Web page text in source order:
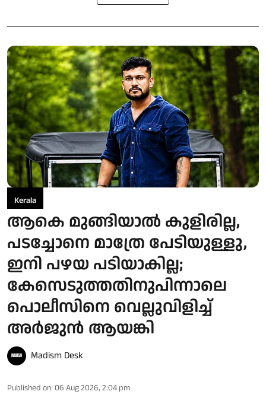
Kerala
ആകെ മുങ്ങിയാൽ കുളിരില്ല,
പടച്ചോനെ മാത്രേ പേടിയുള്ളു,
ഇനി പഴയ പടിയാകില്ല;
കേസെടുത്തതിനുപിന്നാലെ
പൊലീസിനെ വെല്ലുവിളിച്ച്
അര്‍ജുന്‍ ആയങ്കി
Madism Desk
Published on: 06 Aug 2026, 2:04 pm